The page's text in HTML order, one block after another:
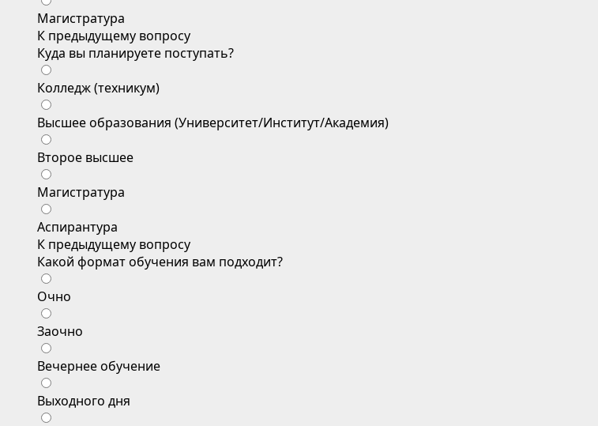
Магистратура
К предыдущему вопросу
Куда вы планируете поступать?
Колледж (техникум)
Высшее образования (Университет/Институт/Академия)
Второе высшее
Магистратура
Аспирантура
К предыдущему вопросу
Какой формат обучения вам подходит?
Очно
Заочно
Вечернее обучение
Выходного дня